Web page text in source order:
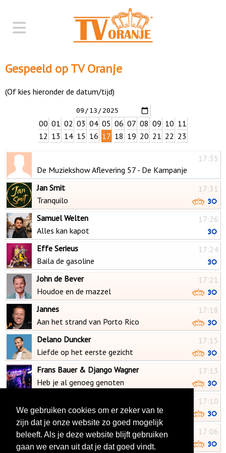
Gespeeld op TV Oranje
(Of kies hieronder de datum/tijd)
00 01 02 03 04 05 06 07 08 09 10 11
12 13 14 15 16 17 18 19 20 21 22 23
17:35
De Muziekshow Aflevering 57 - De Kampanje
17:31
Jan Smit
Tranquilo
17:26
Samuel Welten
Alles kan kapot
17:24
Effe Serieus
Baila de gasoline
17:21
John de Bever
Houdoe en de mazzel
17:18
Jannes
Aan het strand van Porto Rico
17:15
Delano Duncker
Liefde op het eerste gezicht
17:13
Frans Bauer & Django Wagner
Heb je al genoeg genoten
17:10
Ik laat je gaan
17:06
Dean Saunders
Gianna
We gebruiken cookies om er zeker van te
zijn dat je onze website zo goed mogelijk
beleeft. Als je deze website blijft gebruiken
gaan we ervan uit dat je dat goed vindt.